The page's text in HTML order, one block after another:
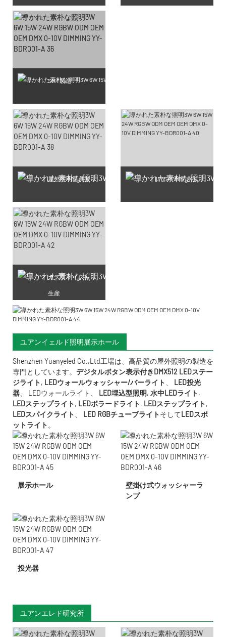
SMT製造
屋外照明器具製造工房 IP65-IP68防水試験生産
カスタマイズレーザー彫刻
生産
ユアンイェルド照明展示ホール
Shenzhen Yuanyeled Co.,Ltd工場は、高品質の屋外照明の製造を
専門としています。 デジタルボタン表示付きDMX512 LEDステー
ジライト, LEDウォールウォッシャー/バーライト
LED投光
器
LEDウォールライト LED埋込型照明, 水中LEDライト,
LEDステップライト, LEDボラードライト, LEDステップライト,
LEDスパイクライト
LED RGBチューブライトそしてLEDスポ
ットライト 。
展示ホール
壁掛け式ウォッシャーラ
ンプ
投光器
ユアンエレド研究所